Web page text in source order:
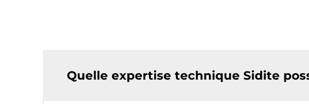
Quelle expertise technique Sidite